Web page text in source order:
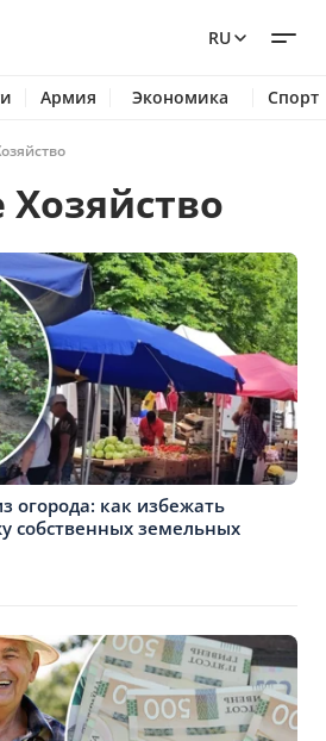
RU
Армия Экономика Спорт
Хозяйство
огорода: как избежать
собственных земельных